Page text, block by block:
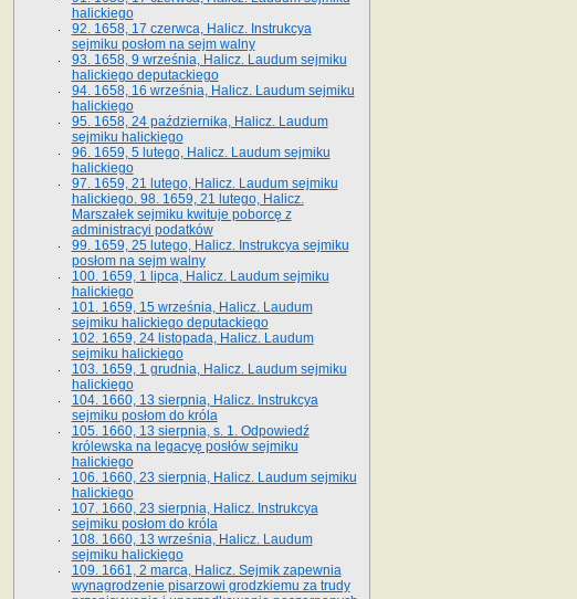
halickiego
92. 1658, 17 czerwca, Halicz. Instrukcya
sejmiku posłom na sejm walny
93. 1658, 9 września, Halicz. Laudum sejmiku
halickiego deputackiego
94. 1658, 16 września, Halicz. Laudum sejmiku
halickiego
95. 1658, 24 października, Halicz. Laudum
sejmiku halickiego
96. 1659, 5 lutego, Halicz. Laudum sejmiku
halickiego
97. 1659, 21 lutego, Halicz. Laudum sejmiku
halickiego. 98. 1659, 21 lutego, Halicz.
Marszałek sejmiku kwituje poborcę z
administracyi podatków
99. 1659, 25 lutego, Halicz. Instrukcya sejmiku
posłom na sejm walny
100. 1659, 1 lipca, Halicz. Laudum sejmiku
halickiego
101. 1659, 15 września, Halicz. Laudum
sejmiku halickiego deputackiego
102. 1659, 24 listopada, Halicz. Laudum
sejmiku halickiego
103. 1659, 1 grudnia, Halicz. Laudum sejmiku
halickiego
104. 1660, 13 sierpnia, Halicz. Instrukcya
sejmiku posłom do króla
105. 1660, 13 sierpnia, s. 1. Odpowiedź
królewska na legacyę posłów sejmiku
halickiego
106. 1660, 23 sierpnia, Halicz. Laudum sejmiku
halickiego
107. 1660, 23 sierpnia, Halicz. Instrukcya
sejmiku posłom do króla
108. 1660, 13 września, Halicz. Laudum
sejmiku halickiego
109. 1661, 2 marca, Halicz. Sejmik zapewnia
wynagrodzenie pisarzowi grodzkiemu za trudy